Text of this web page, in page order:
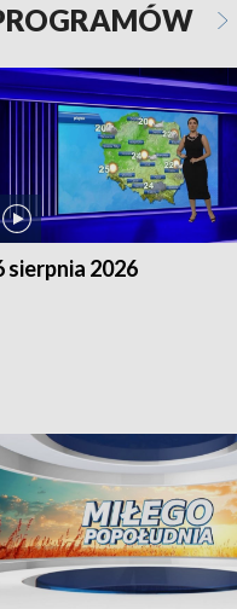
sierpnia 2026